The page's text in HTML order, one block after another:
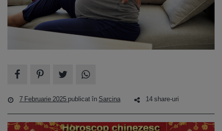
7 Februarie 2025 publicat în Sarcina 14 share-uri